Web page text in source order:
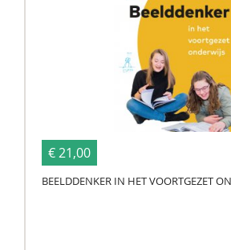
€ 21,00
BEELDDENKER IN HET VOORTGEZET